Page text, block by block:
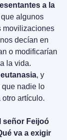
a la
algunos
movilizaciones
decían en
o modificarían
la vida.
eutanasia, y
que nadie lo
artículo.
señor Feijoó
va a exigir